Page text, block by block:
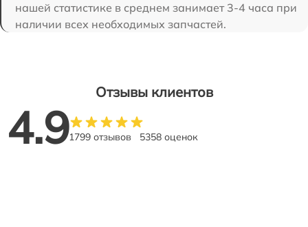
нашей статистике в среднем занимает 3-4 часа при
наличии всех необходимых запчастей.
Отзывы клиентов
4.91799 отзывов 5358 оценок